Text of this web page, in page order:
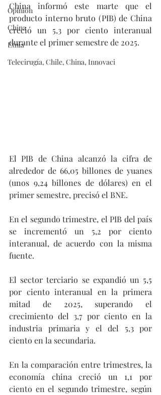
Opinión
China
Etnia
Telecirugía, Chile, China, Innovaci
China informó este marte que el
producto interno bruto (PIB) de China
creció un 5,3 por ciento interanual
durante el primer semestre de 2025.
El PIB de China alcanzó la cifra de
alrededor de 66,05 billones de yuanes
(unos 9,24 billones de dólares) en el
primer semestre, precisó el BNE.
En el segundo trimestre, el PIB del país
se incrementó un 5,2 por ciento
interanual, de acuerdo con la misma
fuente.
El sector terciario se expandió un 5,5
por ciento interanual en la primera
mitad de 2025, superando el
crecimiento del 3,7 por ciento en la
industria primaria y el del 5,3 por
ciento en la secundaria.
En la comparación entre trimestres, la
economía china creció un 1,1 por
ciento en el segundo trimestre, según